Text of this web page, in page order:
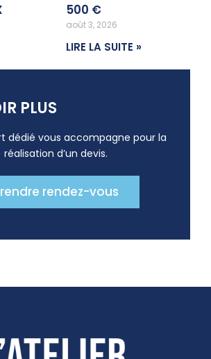
500 €
août 3, 2026
LIRE LA SUITE »
PLUS
dédié vous accompagne pour la
réalisation d’un devis.
rendez-vous